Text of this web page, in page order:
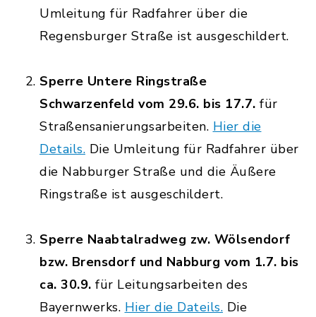
Umleitung für Radfahrer über die
Regensburger Straße ist ausgeschildert.
Sperre Untere Ringstraße
Schwarzenfeld vom 29.6. bis 17.7. für
Straßensanierungsarbeiten. Hier die
Details. Die Umleitung für Radfahrer über
die Nabburger Straße und die Äußere
Ringstraße ist ausgeschildert.
Sperre Naabtalradweg zw. Wölsendorf
bzw. Brensdorf und Nabburg vom 1.7. bis
ca. 30.9. für Leitungsarbeiten des
Bayernwerks. Hier die Dateils. Die